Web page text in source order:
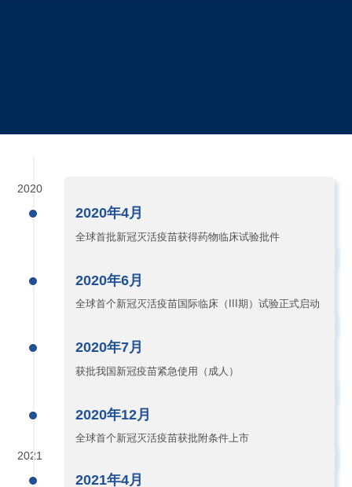
2020
2020年4月
全球首批新冠灭活疫苗获得药物临床试验批件
2020年6月
全球首个新冠灭活疫苗国际临床（III期）试验正式启动
2020年7月
获批我国新冠疫苗紧急使用（成人）
2020年12月
全球首个新冠灭活疫苗获批附条件上市
2021
2021年4月